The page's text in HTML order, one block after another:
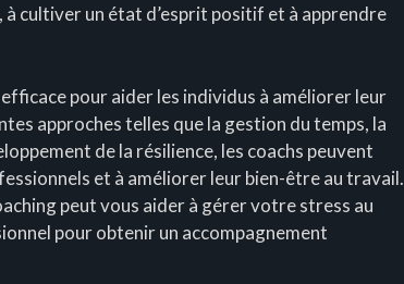
cultiver un état d’esprit positif et à apprendre
pour aider les individus à améliorer leur
approches telles que la gestion du temps, la
de la résilience, les coachs peuvent
et à améliorer leur bien-être au travail.
peut vous aider à gérer votre stress au
pour obtenir un accompagnement